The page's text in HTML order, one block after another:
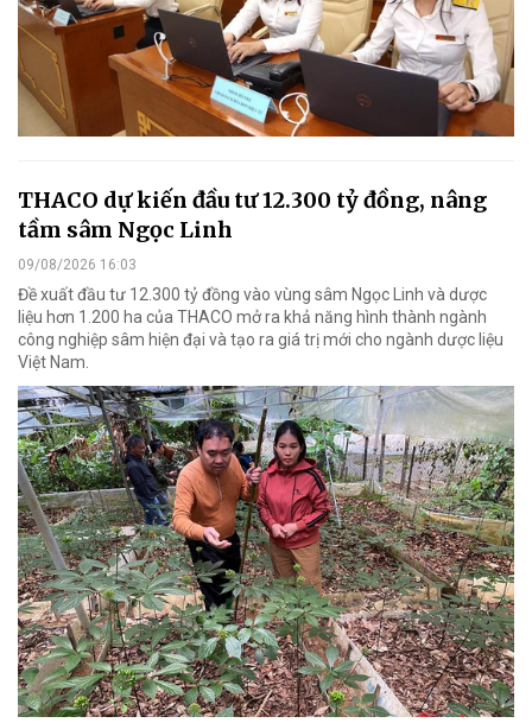
THACO dự kiến đầu tư 12.300 tỷ đồng, nâng
tầm sâm Ngọc Linh
09/08/2026 16:03
Đề xuất đầu tư 12.300 tỷ đồng vào vùng sâm Ngọc Linh và dược
liệu hơn 1.200 ha của THACO mở ra khả năng hình thành ngành
công nghiệp sâm hiện đại và tạo ra giá trị mới cho ngành dược liệu
Việt Nam.